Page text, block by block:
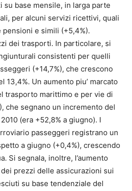
su base mensile, in larga parte
per alcuni servizi ricettivi, quali
pensioni e simili (+5,4%).
dei trasporti. In particolare, si
consistenti per quelli
(+14,7%), che crescono
13,4%. Un aumento piu’ marcato
trasporto marittimo e per vie di
che segnano un incremento del
(era +52,8% a giugno). I
passeggeri registrano un
a giugno (+0,4%), crescendo
Si segnala, inoltre, l’aumento
prezzi delle assicurazioni sui
su base tendenziale del